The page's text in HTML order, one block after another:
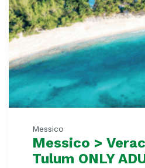
Messico
Messico >
Tulum ONLY